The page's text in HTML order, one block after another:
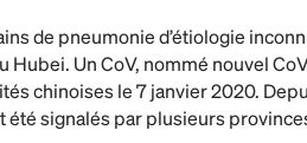
de pneumonie d’étiologie
Un CoV, nommé nouvel
chinoises le 7 janvier 2020.
été signalés par plusieurs